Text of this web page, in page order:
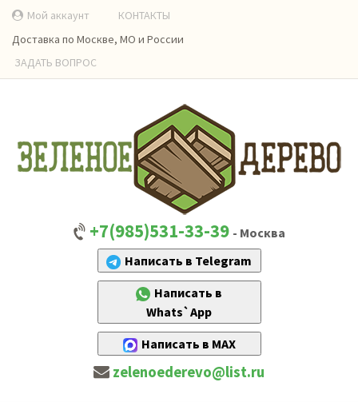
Мой аккаунт
КОНТАКТЫ
Доставка по Москве, МО и России
ЗАДАТЬ ВОПРОС
+7(985)531-33-39 - Москва
Написать в Telegram
Написать в
Whats`App
Написать в MAX
zelenoederevo@list.ru